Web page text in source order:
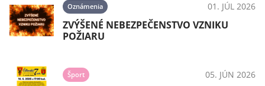
Oznámenia 01. JÚL 2026
ZVÝŠENÉ NEBEZPEČENSTVO VZNIKU
POŽIARU
Šport 05. JÚN 2026